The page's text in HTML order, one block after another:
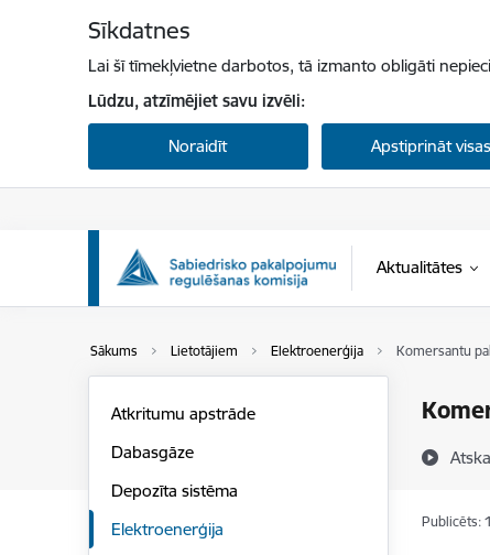
Sīkdatnes
Lai šī tīmekļvietne darbotos, tā izmanto obligāti
Lūdzu, atzīmējiet savu izvēli:
Noraidīt Apstiprināt visas
Aktualitātes
Sākums Lietotājiem Elektroenerģija Komersantu
Atkritumu apstrāde
Dabasgāze
Depozīta sistēma
Elektroenerģija
Publicēts: